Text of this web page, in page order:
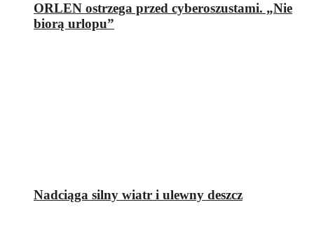
ORLEN ostrzega przed cyberoszustami. „Nie
biorą urlopu”
Nadciąga silny wiatr i ulewny deszcz